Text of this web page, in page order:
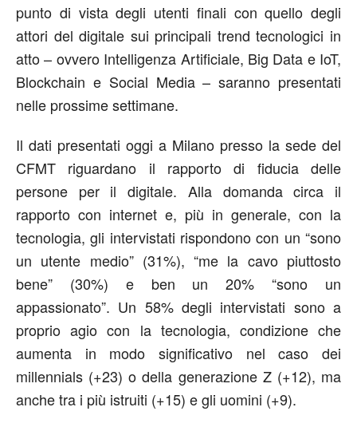
punto di vista degli utenti finali con quello degli
attori del digitale sui principali trend tecnologici in
atto – ovvero Intelligenza Artificiale, Big Data e IoT,
Blockchain e Social Media – saranno presentati
nelle prossime settimane.
Il dati presentati oggi a Milano presso la sede del
CFMT riguardano il rapporto di fiducia delle
persone per il digitale. Alla domanda circa il
rapporto con internet e, più in generale, con la
tecnologia, gli intervistati rispondono con un “sono
un utente medio” (31%), “me la cavo piuttosto
bene” (30%) e ben un 20% “sono un
appassionato”. Un 58% degli intervistati sono a
proprio agio con la tecnologia, condizione che
aumenta in modo significativo nel caso dei
millennials (+23) o della generazione Z (+12), ma
anche tra i più istruiti (+15) e gli uomini (+9).